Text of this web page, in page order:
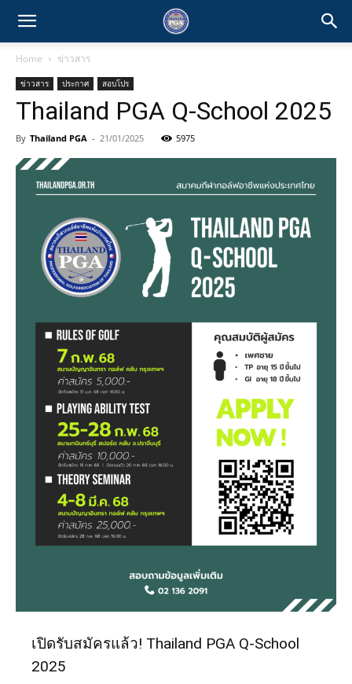
Home ข่าวสาร
ข่าวสาร ประกาศ สอบโปร
Thailand PGA Q-School 2025
By Thailand PGA - 21/01/2025 5975
เปิดรับสมัครแล้ว! Thailand PGA Q-School
2025